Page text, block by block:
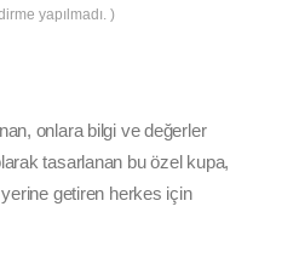
yapılmadı. )
onlara bilgi ve değerler
tasarlanan bu özel kupa,
getiren herkes için